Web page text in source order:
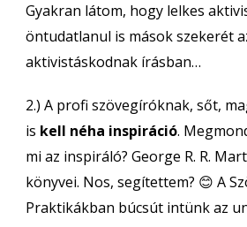
Gyakran látom, hogy lelkes
öntudatlanul is mások szekerét
aktivistáskodnak írásban…
2.) A profi szövegíróknak, sőt,
is kell néha inspiráció.
mi az inspiráló? George R. R.
könyvei. Nos, segítettem? 😊 A
Praktikákban búcsút intünk az